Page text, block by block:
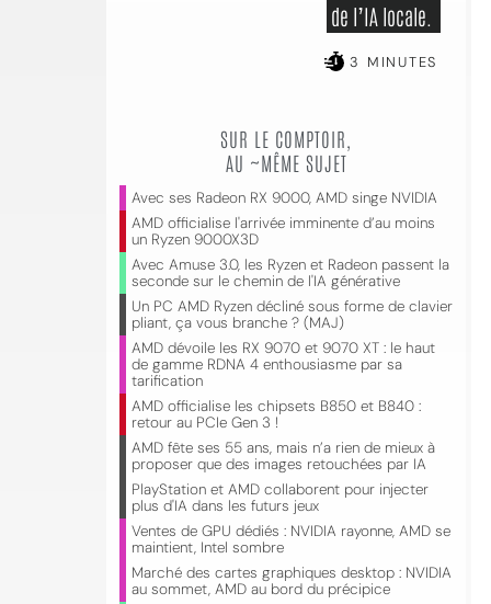
de l’IA locale.
3 MINUTES
SUR LE COMPTOIR,
AU ~MÊME SUJET
Avec ses Radeon RX 9000, AMD singe NVIDIA
AMD officialise l'arrivée imminente d’au moins
un Ryzen 9000X3D
Avec Amuse 3.0, les Ryzen et Radeon passent la
seconde sur le chemin de l'IA générative
Un PC AMD Ryzen décliné sous forme de clavier
pliant, ça vous branche ? (MAJ)
AMD dévoile les RX 9070 et 9070 XT : le haut
de gamme RDNA 4 enthousiasme par sa
tarification
AMD officialise les chipsets B850 et B840 :
retour au PCIe Gen 3 !
AMD fête ses 55 ans, mais n’a rien de mieux à
proposer que des images retouchées par IA
PlayStation et AMD collaborent pour injecter
plus d'IA dans les futurs jeux
Ventes de GPU dédiés : NVIDIA rayonne, AMD se
maintient, Intel sombre
Marché des cartes graphiques desktop : NVIDIA
au sommet, AMD au bord du précipice